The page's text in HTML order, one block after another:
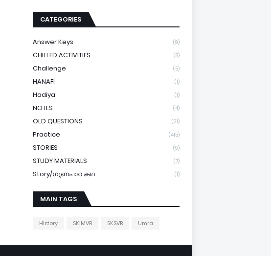
CATEGORIES
Answer Keys (9)
CHILLED ACTIVITIES (8)
Challenge (5)
HANAFI (1)
Hadiya (1)
NOTES (4)
OLD QUESTIONS (21)
Practice (415)
STORIES (9)
STUDY MATERIALS (7)
Story/ഗുണപാഠ കഥ (1)
MAIN TAGS
History SKIMVB SKSVB Umra